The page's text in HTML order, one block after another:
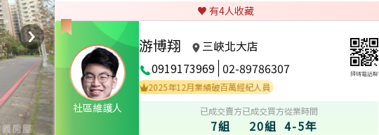
♥️ 有4人收藏
社區維護人
游博翔
三峽北大店
0919173969 02-89786307 掃碼電話聊
2023年1月區成件TOP3
2025年12月業績破百萬經紀人員
已成交賣方
7組
已成交買方
20組
從業時間
4-5年